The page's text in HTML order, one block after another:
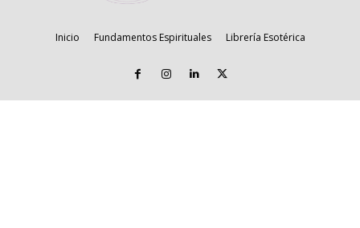
Inicio Fundamentos Espirituales Librería Esotérica